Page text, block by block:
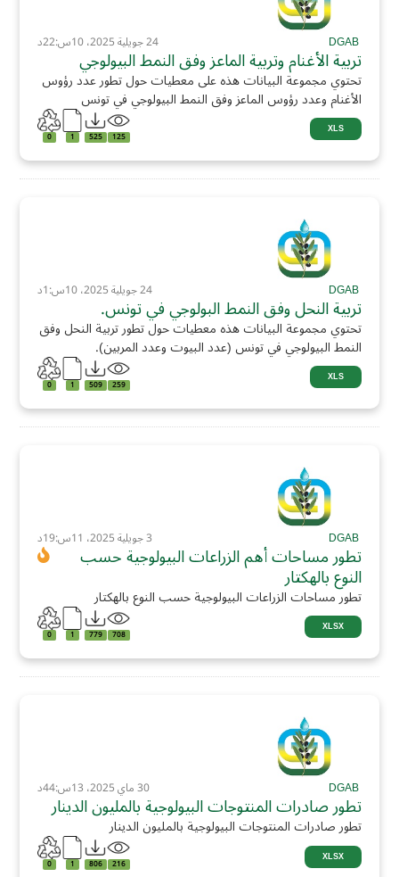
DGAB 24 جويلية 2025، 10س:22د
تربية الأغنام وتربية الماعز وفق النمط البيولوجي
تحتوي مجموعة البيانات هذه على معطيات حول تطور عدد رؤوس
الأغنام وعدد رؤوس الماعز وفق النمط البيولوجي في تونس
XLS
125
525
1
0
DGAB 24 جويلية 2025، 10س:1د
تربية النحل وفق النمط البولوجي في تونس.
تحتوي مجموعة البيانات هذه معطيات حول تطور تربية النحل وفق
النمط البيولوجي في تونس (عدد البيوت وعدد المربين).
XLS
259
509
1
0
DGAB 3 جويلية 2025، 11س:19د
تطور مساحات أهم الزراعات البيولوجية حسب
النوع بالهكتار
تطور مساحات الزراعات البيولوجية حسب النوع بالهكتار
XLSX
708
779
1
0
DGAB 30 ماي 2025، 13س:44د
تطور صادرات المنتوجات البيولوجية بالمليون الدينار
تطور صادرات المنتوجات البيولوجية بالمليون الدينار
XLSX
216
806
1
0